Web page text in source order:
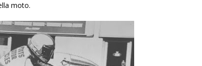
moto.